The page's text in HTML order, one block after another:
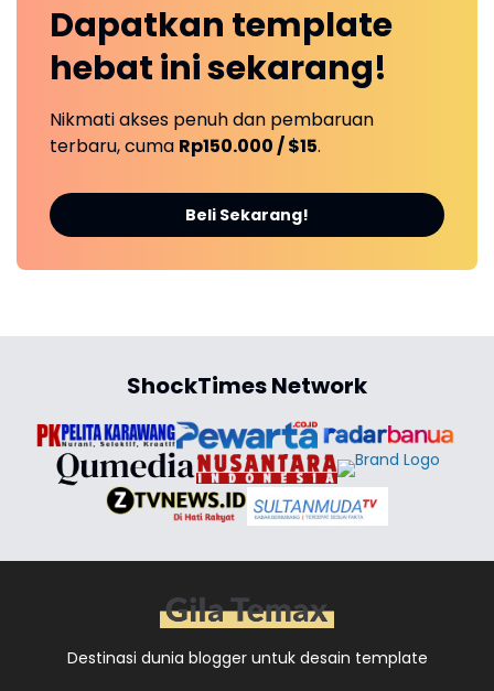
Dapatkan template
hebat inisekarang!
Nikmati akses penuh dan pembaruan
terbaru, cuma Rp150.000 / $15.
Beli Sekarang!
ShockTimes Network
Destinasi dunia blogger untuk desain template